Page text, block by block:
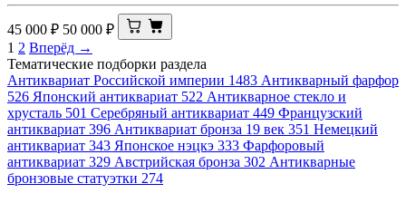
45 000 ₽ 50 000 ₽
1 2 Вперёд →
Тематические подборки раздела
Антиквариат Российской империи 1483 Антикварный фарфор
526 Японский антиквариат 522 Антикварное стекло и
хрусталь 501 Серебряный антиквариат 449 Французский
антиквариат 396 Антиквариат бронза 19 век 351 Немецкий
антиквариат 343 Японское нэцкэ 333 Фарфоровый
антиквариат 329 Австрийская бронза 302 Антикварные
бронзовые статуэтки 274